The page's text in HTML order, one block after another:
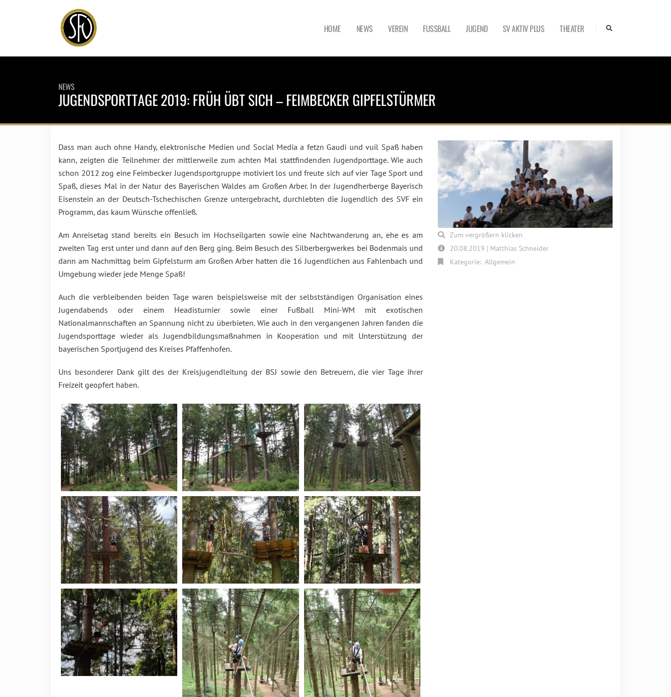
HOME NEWS VEREIN FUSSBALL JUGEND SV AKTIV PLUS THEATER
NEWS
JUGENDSPORTTAGE 2019: FRÜH ÜBT SICH – FEIMBECKER GIPFELSTÜRMER
Dass man auch ohne Handy, elektronische Medien und Social Media a fetzn Gaudi und vuil Spaß haben
kann, zeigten die Teilnehmer der mittlerweile zum achten Mal stattfindenden Jugendporttage. Wie auch
schon 2012 zog eine Feimbecker Jugendsportgruppe motiviert los und freute sich auf vier Tage Sport und
Spaß, dieses Mal in der Natur des Bayerischen Waldes am Großen Arber. In der Jugendherberge Bayerisch
Eisenstein an der Deutsch-Tschechischen Grenze untergebracht, durchlebten die Jugendlich des SVF ein
Programm, das kaum Wünsche offenließ.
Am Anreisetag stand bereits ein Besuch im Hochseilgarten sowie eine Nachtwanderung an, ehe es am
zweiten Tag erst unter und dann auf den Berg ging. Beim Besuch des Silberbergwerkes bei Bodenmais und
dann am Nachmittag beim Gipfelsturm am Großen Arber hatten die 16 Jugendlichen aus Fahlenbach und
Umgebung wieder jede Menge Spaß!
Auch die verbleibenden beiden Tage waren beispielsweise mit der selbstständigen Organisation eines
Jugendabends oder einem Headisturnier sowie einer Fußball Mini-WM mit exotischen
Nationalmannschaften an Spannung nicht zu überbieten. Wie auch in den vergangenen Jahren fanden die
Jugendsporttage wieder als Jugendbildungsmaßnahmen in Kooperation und mit Unterstützung der
bayerischen Sportjugend des Kreises Pfaffenhofen.
Uns besonderer Dank gilt des der Kreisjugendleitung der BSJ sowie den Betreuern, die vier Tage ihrer
Freizeit geopfert haben.
Zum vergrößern klicken
20.08.2019 | Matthias Schneider
Kategorie: Allgemein